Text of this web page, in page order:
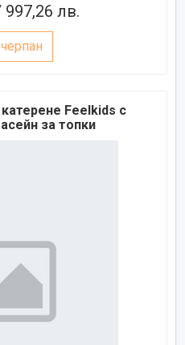
997,26 лв.
Feelkids с
за топки